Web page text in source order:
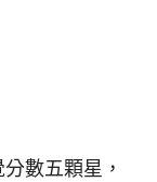
數五顆星，